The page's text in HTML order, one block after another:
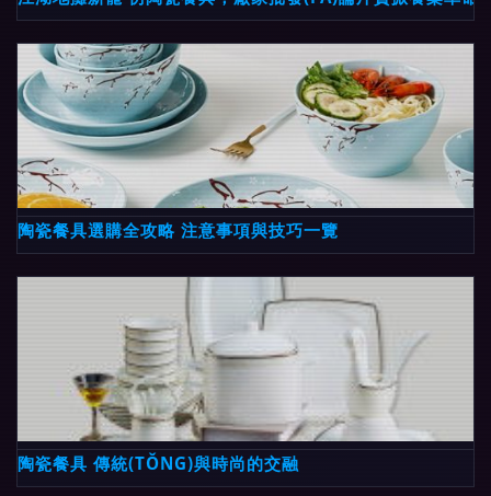
陶瓷餐具選購全攻略 注意事項與技巧一覽
陶瓷餐具 傳統(TǑNG)與時尚的交融